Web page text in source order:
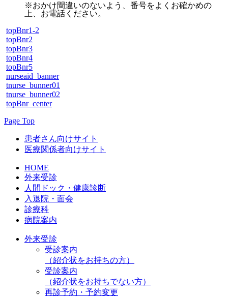
※おかけ間違いのないよう、番号をよくお確かめの
上、お電話ください。
topBnr1-2
topBnr2
topBnr3
topBnr4
topBnr5
nurseaid_banner
tnurse_bunner01
tnurse_bunner02
topBnr_center
Page Top
患者さん向けサイト
医療関係者向けサイト
HOME
外来受診
人間ドック・健康診断
入退院・面会
診療科
病院案内
外来受診
受診案内
（紹介状をお持ちの方）
受診案内
（紹介状をお持ちでない方）
再診予約・予約変更